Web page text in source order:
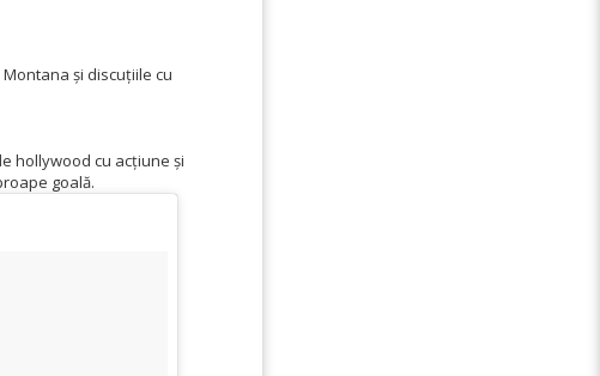
și discuțiile cu
hollywood cu acțiune și
goală.